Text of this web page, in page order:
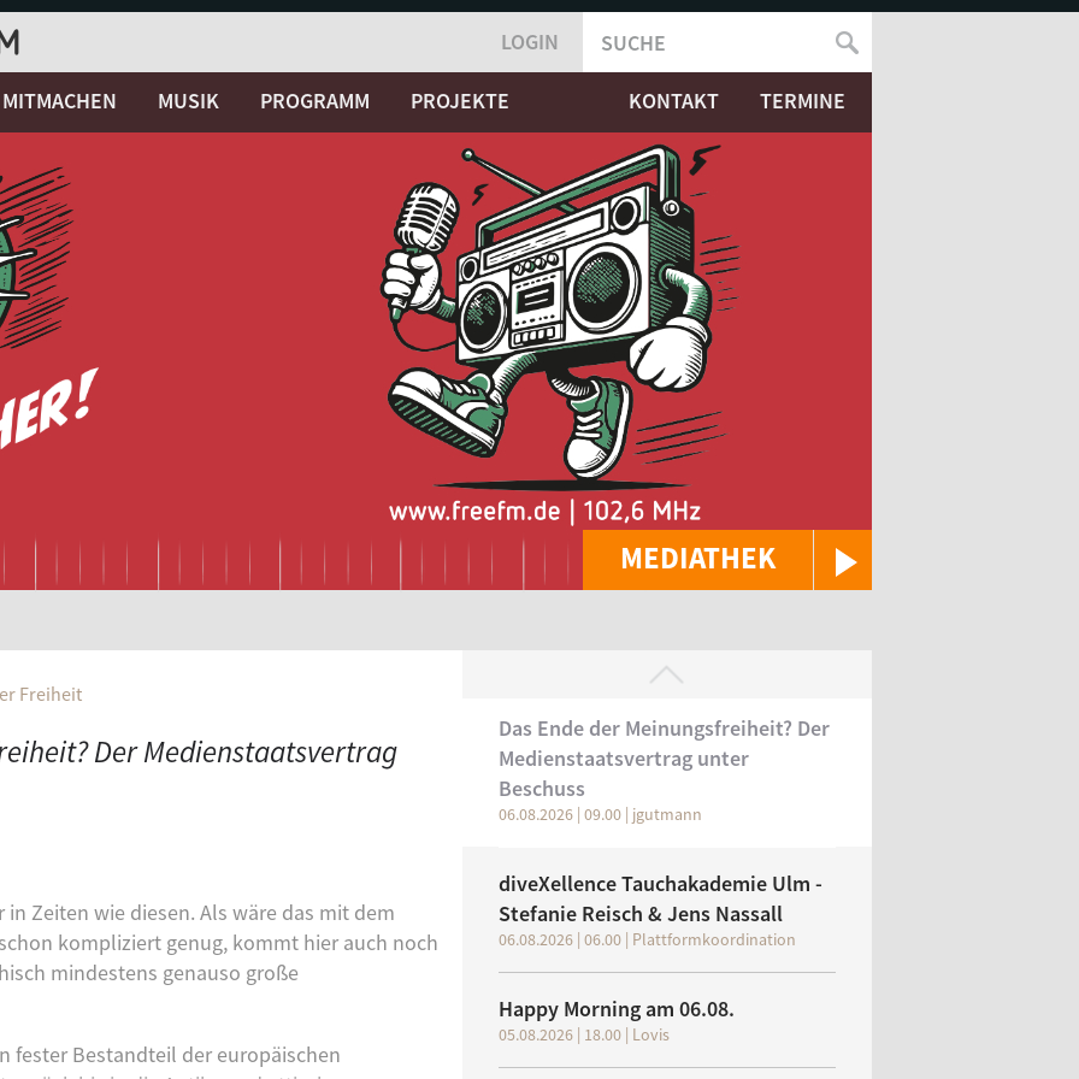
MEDIATHEK
LOGIN
SUCHFORMULAR
SUCHE
MITMACHEN MUSIK PROGRAMM PROJEKTE KONTAKT TERMINE
Das Ende der Meinungsfreiheit? Der
Medienstaatsvertrag unter
Beschuss
06.08.2026 | 09.00 | jgutmann
diveXellence Tauchakademie Ulm -
Stefanie Reisch & Jens Nassall
06.08.2026 | 06.00 | Plattformkoordination
Happy Morning am 06.08.
05.08.2026 | 18.00 | Lovis
Freiheit
Der Medienstaatsvertrag
Zeiten wie diesen. Als wäre das mit dem
kompliziert genug, kommt hier auch noch
mindestens genauso große
fester Bestandteil der europäischen